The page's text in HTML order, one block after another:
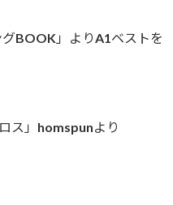
BOOK」よりA1ベストを
ス」homspunより